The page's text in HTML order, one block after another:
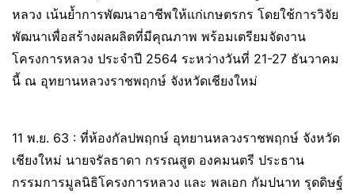
หลวง เน้นย้ำการพัฒนาอาชีพให้แก่เกษตรกร โดยใช้การวิจัย
พัฒนาเพื่อสร้างผลผลิตที่มีคุณภาพ พร้อมเตรียมจัดงาน
โครงการหลวง ประจำปี 2564 ระหว่างวันที่ 21-27 ธันวาคม
นี้ ณ อุทยานหลวงราชพฤกษ์ จังหวัดเชียงใหม่
11 พ.ย. 63 : ที่ห้องกัลปพฤกษ์ อุทยานหลวงราชพฤกษ์ จังหวัด
เชียงใหม่ นายจรัลธาดา กรรณสูต องคมนตรี ประธาน
กรรมการมูลนิธิโครงการหลวง และ พลเอก กัมปนาท รุดดิษฐ์